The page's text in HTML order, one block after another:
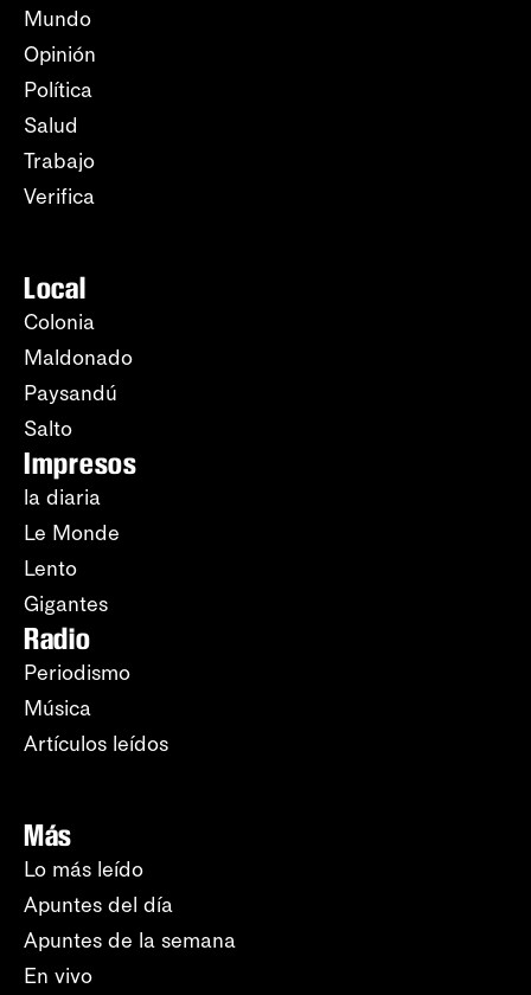
Mundo
Opinión
Política
Salud
Trabajo
Verifica
Local
Colonia
Maldonado
Paysandú
Salto
Impresos
la diaria
Le Monde
Lento
Gigantes
Radio
Periodismo
Música
Artículos leídos
Más
Lo más leído
Apuntes del día
Apuntes de la semana
En vivo